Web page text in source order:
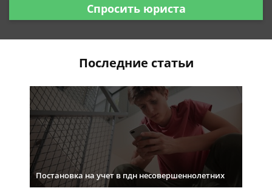
Спросить юриста
Последние статьи
Постановка на учет в пдн несовершеннолетних